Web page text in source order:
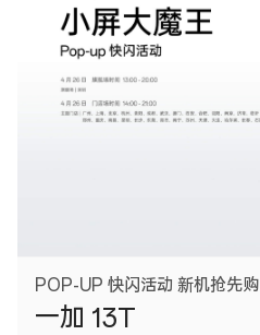
POP-UP 快闪活动 新机抢先购
一加 13T